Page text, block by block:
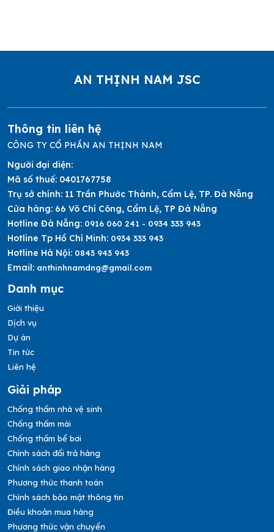
AN THỊNH NAM JSC
Thông tin liên hệ
CÔNG TY CỔ PHẦN AN THỊNH NAM
Người đại diện:
Mã số thuế: 0401767758
Trụ sở chính: 11 Trần Phước Thành, Cẩm Lệ, TP. Đà Nẵng
Cửa hàng: 66 Võ Chí Công, Cẩm Lệ, TP Đà Nẵng
Hotline Đà Nẵng: 0916 060 241 - 0934 333 943
Hotline Tp Hồ Chí Minh: 0934 333 943
Hotline Hà Nội: 0843 943 943
Email: anthinhnamdng@gmail.com
Danh mục
Giới thiệu
Dịch vụ
Dự án
Tin tức
Liên hệ
Giải pháp
Chống thấm nhà vệ sinh
Chống thấm mái
Chống thấm bể bơi
Chính sách đổi trả hàng
Chính sách giao nhận hàng
Phương thức thanh toán
Chính sách bảo mật thông tin
Điều khoản mua hàng
Phương thức vận chuyển